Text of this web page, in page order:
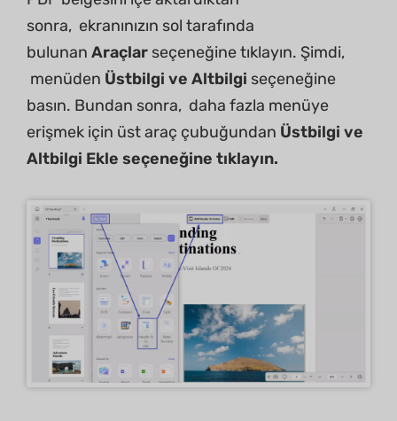
sonra, ekranınızın sol tarafında
bulunan Araçlar seçeneğine tıklayın. Şimdi,
menüden Üstbilgi ve Altbilgi seçeneğine
basın. Bundan sonra, daha fazla menüye
erişmek için üst araç çubuğundan Üstbilgi ve
Altbilgi Ekle seçeneğine tıklayın.